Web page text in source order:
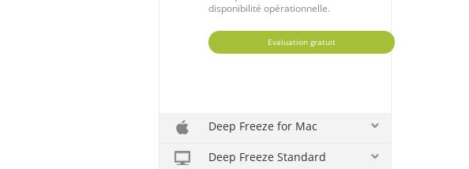
disponibilité opérationnelle.
Evaluation gratuit
Deep Freeze for Mac
Deep Freeze Standard